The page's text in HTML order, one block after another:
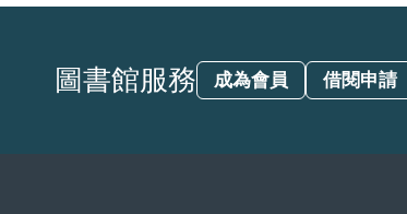
圖書館服務 成為會員 借閱申請